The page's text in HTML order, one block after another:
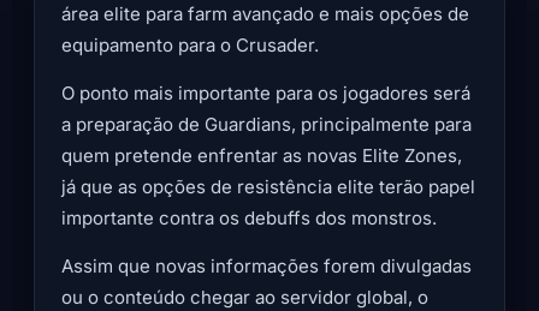
área elite para farm avançado e mais opções de
equipamento para o Crusader.
O ponto mais importante para os jogadores será
a preparação de Guardians, principalmente para
quem pretende enfrentar as novas Elite Zones,
já que as opções de resistência elite terão papel
importante contra os debuffs dos monstros.
Assim que novas informações forem divulgadas
ou o conteúdo chegar ao servidor global, o